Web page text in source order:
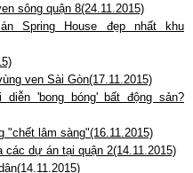
sông quận 8(24.11.2015)
Spring House đẹp nhất khu
ven Sài Gòn(17.11.2015)
'bong bóng' bất động sản?
"chết lâm sàng"(16.11.2015)
các dự án tại quận 2(14.11.2015)